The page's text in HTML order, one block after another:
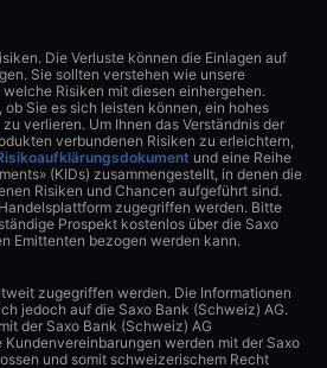
Die Verluste können die Einlagen auf
Sie sollten verstehen wie unsere
Risiken mit diesen einhergehen.
Sie es sich leisten können, ein hohes
verlieren. Um Ihnen das Verständnis der
verbundenen Risiken zu erleichtern,
und eine Reihe
(KIDs) zusammengestellt, in denen die
Risiken und Chancen aufgeführt sind.
zugegriffen werden. Bitte
Prospekt kostenlos über die Saxo
Emittenten bezogen werden kann.
zugegriffen werden. Die Informationen
jedoch auf die Saxo Bank (Schweiz) AG.
der Saxo Bank (Schweiz) AG
werden mit der Saxo
und somit schweizerischem Recht